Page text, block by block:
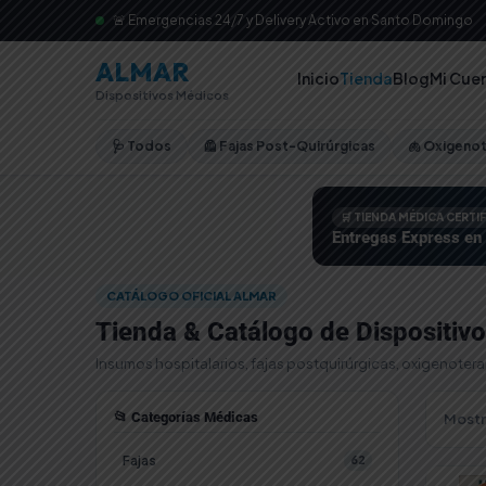
🚨 Emergencias 24/7 y Delivery Activo en Santo Domingo
ALMAR
Dispositivos Médicos
InicioTiendaBlogMi
🩺 Todos 🦺 Fajas Post-Quirúrgicas 🫁
🛒 TIENDA MÉDICA
Entregas Express
CATÁLOGO OFICIAL ALMAR
Tienda & Catálogo de
Insumos hospitalarios, fajas postquirúrgicas,
📂 Categorías Médicas
Fajas 62